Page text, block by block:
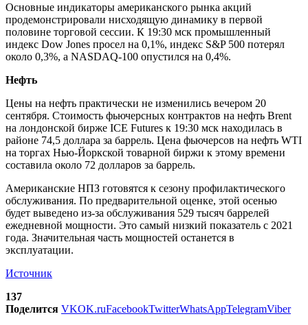
Основные индикаторы американского рынка акций
продемонстрировали нисходящую динамику в первой
половине торговой сессии. К 19:30 мск промышленный
индекс Dow Jones просел на 0,1%, индекс S&P 500 потерял
около 0,3%, а NASDAQ-100 опустился на 0,4%.
Нефть
Цены на нефть практически не изменились вечером 20
сентября. Стоимость фьючерсных контрактов на нефть Brent
на лондонской бирже ICE Futures к 19:30 мск находилась в
районе 74,5 доллара за баррель. Цена фьючерсов на нефть WTI
на торгах Нью-Йоркской товарной биржи к этому времени
составила около 72 долларов за баррель.
Американские НПЗ готовятся к сезону профилактического
обслуживания. По предварительной оценке, этой осенью
будет выведено из-за обслуживания 529 тысяч баррелей
ежедневной мощности. Это самый низкий показатель с 2021
года. Значительная часть мощностей останется в
эксплуатации.
Источник
137
Поделится VKOK.ruFacebookTwitterWhatsAppTelegramViber